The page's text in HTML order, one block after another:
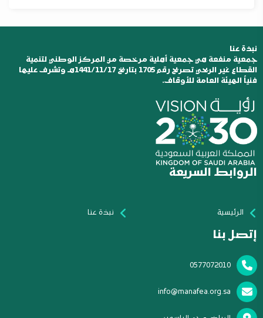
نبذة عنا
جمعية منفعة هي جمعية أهلية مرخصة من المركز الوطني لتنمية
القطاع غير الربحي تصريح رقم 1705 بتاريخ 1441/11/17هـ وتشرف عليها
فنياً الهيئة العامة للأوقاف.
الروابط السريعة
الرئيسية نبذة عنا
إتصل بنا
0577072010
info@manafea.org.sa